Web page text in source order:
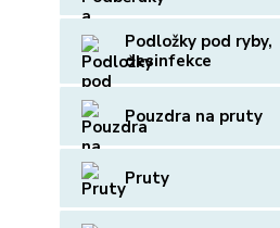
Podložky pod ryby,
desinfekce
Pouzdra na pruty
Pruty